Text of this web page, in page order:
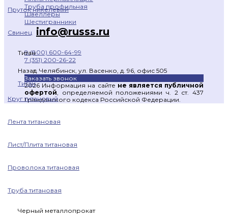
Пруток никелевый
Свинец
Титан
Назад
Титан
Круг титановый
Лента титановая
Лист/Плита титановая
Проволока титановая
Труба титановая
Черный металлопрокат
Труба профильная
Швеллеры
Шестигранники
info@russs.ru
8 (800) 600-64-99
7 (351) 200-26-22
г. Челябинск, ул. Васенко, д. 96, офис 505
Заказать звонок
2026 Информация на сайте не является публичной
офертой , определяемой положениями ч. 2 ст. 437
Гражданского кодекса Российской Федерации.